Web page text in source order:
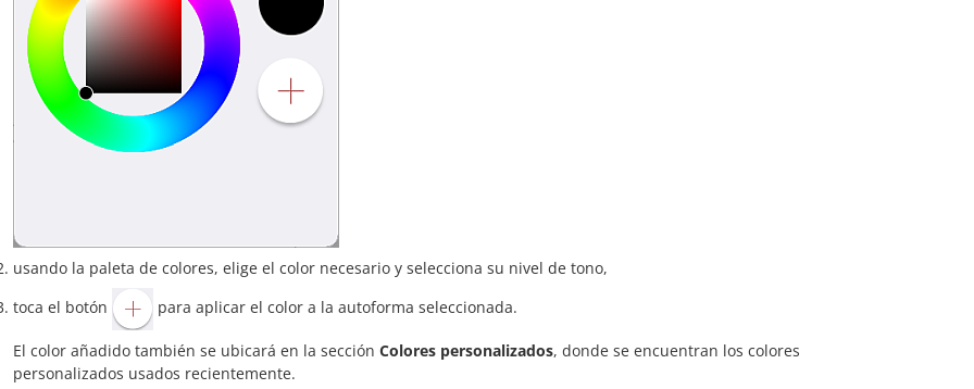
usando la paleta de colores, elige el color necesario y selecciona su nivel de tono,
toca el botón
para aplicar el color a la autoforma seleccionada.
El color añadido también se ubicará en la sección Colores personalizados, donde se encuentran los colores
personalizados usados recientemente.